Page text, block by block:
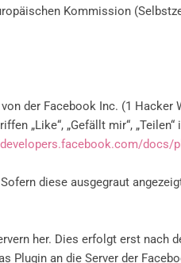
Kommission
der Facebook Inc. (1 Hacker
„Like“, „Gefällt mir“,
docs/
diese ausgegraut
her. Dies erfolgt erst nach
Plugin an die Server der